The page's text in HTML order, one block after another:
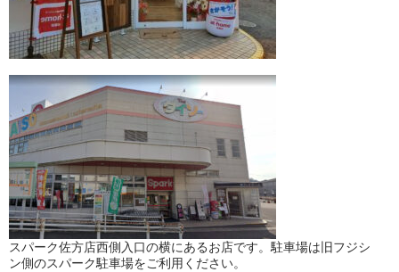
スパーク佐方店西側入口の横にあるお店です。駐車場は旧フジシ
ン側のスパーク駐車場をご利用ください。